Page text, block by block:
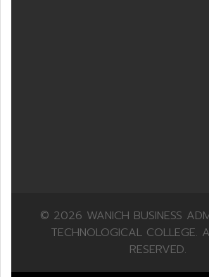
© 2026 WANICH BUSINESS
TECHNOLOGICAL COLLEGE.
RESERVED.